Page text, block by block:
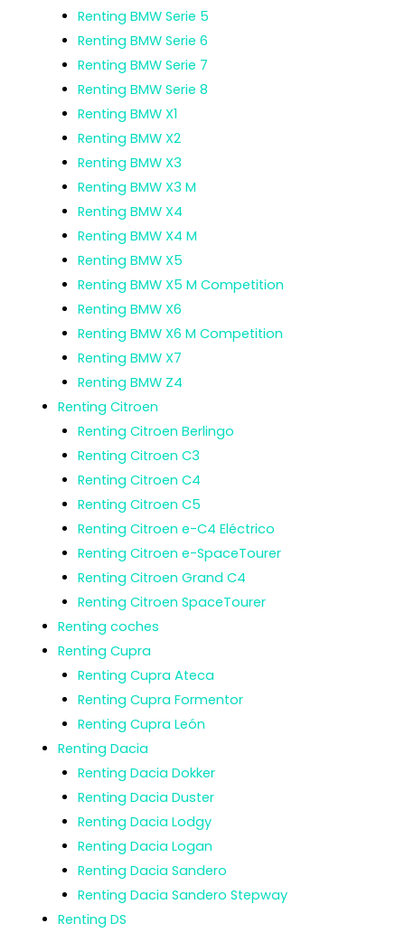
Renting BMW Serie 5
Renting BMW Serie 6
Renting BMW Serie 7
Renting BMW Serie 8
Renting BMW X1
Renting BMW X2
Renting BMW X3
Renting BMW X3 M
Renting BMW X4
Renting BMW X4 M
Renting BMW X5
Renting BMW X5 M Competition
Renting BMW X6
Renting BMW X6 M Competition
Renting BMW X7
Renting BMW Z4
Renting Citroen
Renting Citroen Berlingo
Renting Citroen C3
Renting Citroen C4
Renting Citroen C5
Renting Citroen e-C4 Eléctrico
Renting Citroen e-SpaceTourer
Renting Citroen Grand C4
Renting Citroen SpaceTourer
Renting coches
Renting Cupra
Renting Cupra Ateca
Renting Cupra Formentor
Renting Cupra León
Renting Dacia
Renting Dacia Dokker
Renting Dacia Duster
Renting Dacia Lodgy
Renting Dacia Logan
Renting Dacia Sandero
Renting Dacia Sandero Stepway
Renting DS